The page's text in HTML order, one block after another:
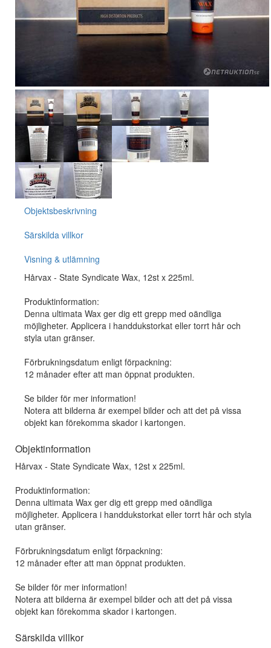
Objektsbeskrivning
Särskilda villkor
Visning & utlämning
Hårvax - State Syndicate Wax, 12st x 225ml.
Produktinformation:
Denna ultimata Wax ger dig ett grepp med oändliga
möjligheter. Applicera i handdukstorkat eller torrt hår och
styla utan gränser.
Förbrukningsdatum enligt förpackning:
12 månader efter att man öppnat produkten.
Se bilder för mer information!
Notera att bilderna är exempel bilder och att det på vissa
objekt kan förekomma skador i kartongen.
Objektinformation
Hårvax - State Syndicate Wax, 12st x 225ml.
Produktinformation:
Denna ultimata Wax ger dig ett grepp med oändliga
möjligheter. Applicera i handdukstorkat eller torrt hår och styla
utan gränser.
Förbrukningsdatum enligt förpackning:
12 månader efter att man öppnat produkten.
Se bilder för mer information!
Notera att bilderna är exempel bilder och att det på vissa
objekt kan förekomma skador i kartongen.
Särskilda villkor